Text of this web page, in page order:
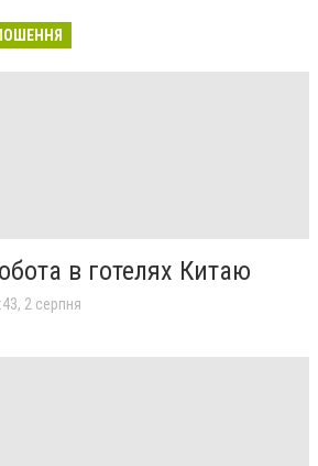
в готелях Китаю
2 серпня